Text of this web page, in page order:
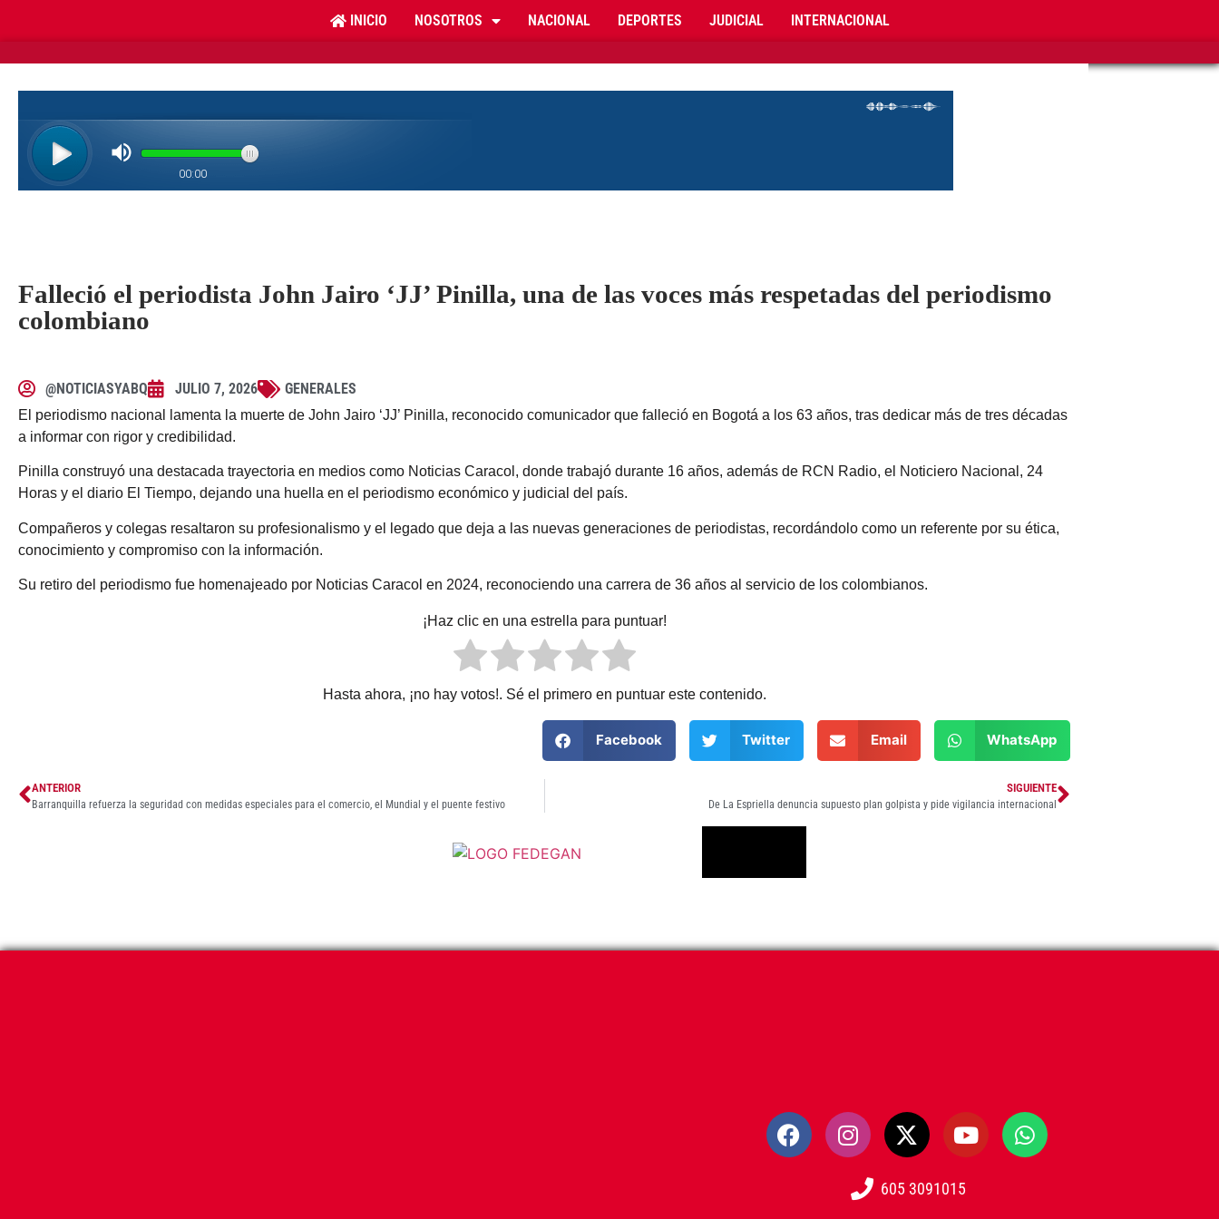
INICIO NOSOTROS NACIONAL DEPORTES JUDICIAL INTERNACIONAL
Falleció el periodista John Jairo ‘JJ’ Pinilla, una de las voces más respetadas del periodismo
colombiano
@NOTICIASYABQ JULIO 7, 2026 GENERALES
El periodismo nacional lamenta la muerte de John Jairo ‘JJ’ Pinilla, reconocido comunicador que falleció en Bogotá a los 63 años, tras dedicar más de tres décadas
a informar con rigor y credibilidad.
Pinilla construyó una destacada trayectoria en medios como Noticias Caracol, donde trabajó durante 16 años, además de RCN Radio, el Noticiero Nacional, 24
Horas y el diario El Tiempo, dejando una huella en el periodismo económico y judicial del país.
Compañeros y colegas resaltaron su profesionalismo y el legado que deja a las nuevas generaciones de periodistas, recordándolo como un referente por su ética,
conocimiento y compromiso con la información.
Su retiro del periodismo fue homenajeado por Noticias Caracol en 2024, reconociendo una carrera de 36 años al servicio de los colombianos.
¡Haz clic en una estrella para puntuar!
Hasta ahora, ¡no hay votos!. Sé el primero en puntuar este contenido.
Facebook Twitter Email WhatsApp
ANTERIOR
Barranquilla refuerza la seguridad con medidas especiales para el comercio, el Mundial y el puente festivo
SIGUIENTE
De La Espriella denuncia supuesto plan golpista y pide vigilancia internacional
605 3091015